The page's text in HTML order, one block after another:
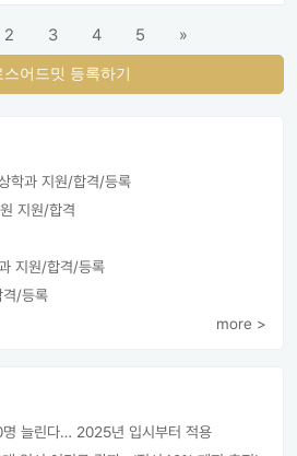
2 3 4 5 »
스어드밋 등록하기
학과 지원/합격/등록
지원/합격
지원/합격/등록
/등록
more >
늘린다… 2025년 입시부터 적용